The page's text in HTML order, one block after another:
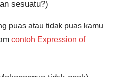
sesuatu?)
puas atau tidak puas kamu
contoh Expression of